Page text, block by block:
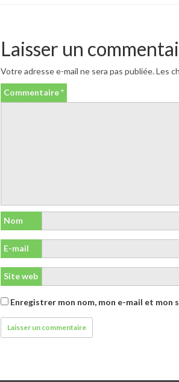
Laisser un
Votre adresse e-mail ne sera pas publiée.Les
Commentaire*
Nom
E-mail
Site web
Enregistrer mon nom, mon e-mail et